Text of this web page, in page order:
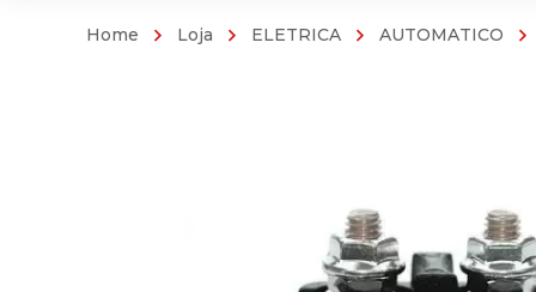
Home Loja ELETRICA AUTOMATICO